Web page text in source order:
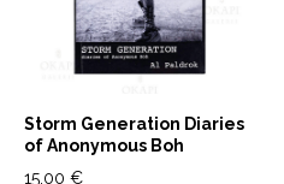
Storm Generation Diaries
of Anonymous Boh
15,00 €